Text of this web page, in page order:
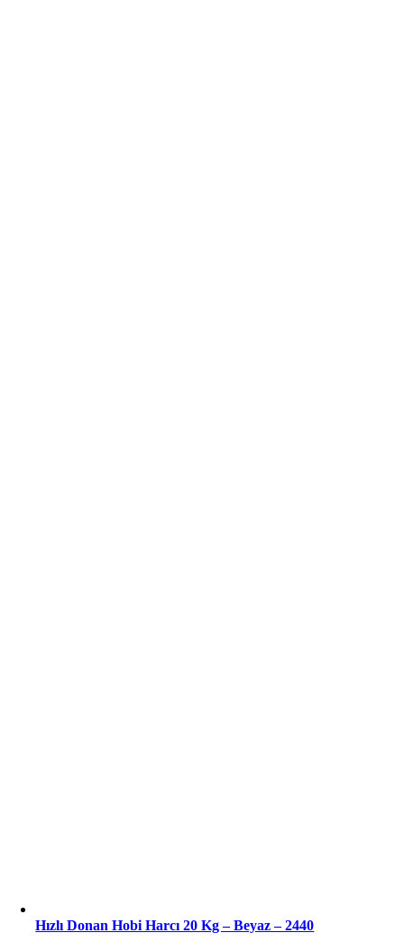
Hızlı Donan Hobi Harcı 20 Kg – Beyaz – 2440